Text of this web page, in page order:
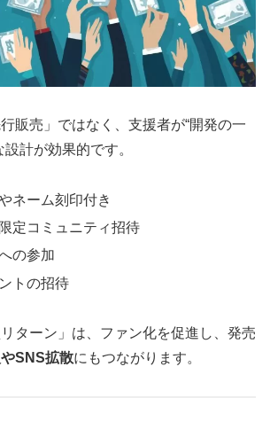
販売」ではなく、支援者が“開発の一
計が効果的です。
ネーム刻印付き
定コミュニティ招待
の参加
トの招待
ターン」は、ファン化を促進し、発売
SNS拡散にもつながります。